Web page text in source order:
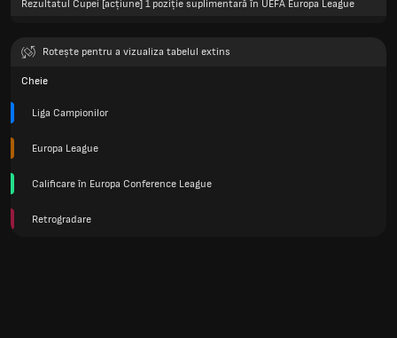
Rezultatul Cupei [acțiune] 1 poziție suplimentară în UEFA Europa League
Rotește pentru a vizualiza tabelul extins
Cheie
Liga Campionilor
Europa League
Calificare în Europa Conference League
Retrogradare